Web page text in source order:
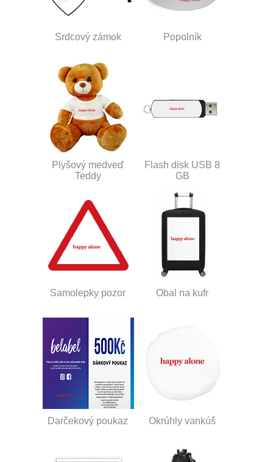
Srdcový zámok Popolník
Plyšový medveď
Teddy
Flash disk USB 8
GB
Samolepky pozor Obal na kufr
Darčekový poukaz Okrúhly vankúš